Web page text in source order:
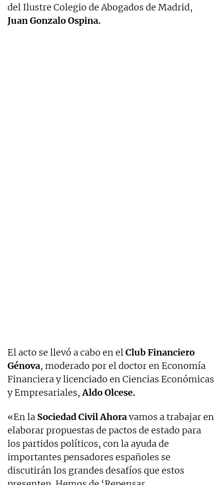
del Ilustre Colegio de Abogados de Madrid,
Juan Gonzalo Ospina.
El acto se llevó a cabo en elClub Financiero
Génova, moderado por el doctor en Economía
Financiera y licenciado en Ciencias Económicas
y Empresariales,Aldo Olcese.
«En la Sociedad Civil Ahoravamos a trabajar en
elaborar propuestas de pactos de estado para
los partidos políticos, con la ayuda de
importantes pensadores españoles se
discutirán los grandes desafíos que estos